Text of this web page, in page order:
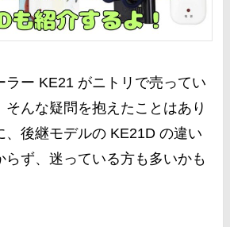
ラー KE21 がニトリで売ってい
そんな疑問を抱えたことはあり
、後継モデルの KE21D の違い
らず、迷っている方も多いかも